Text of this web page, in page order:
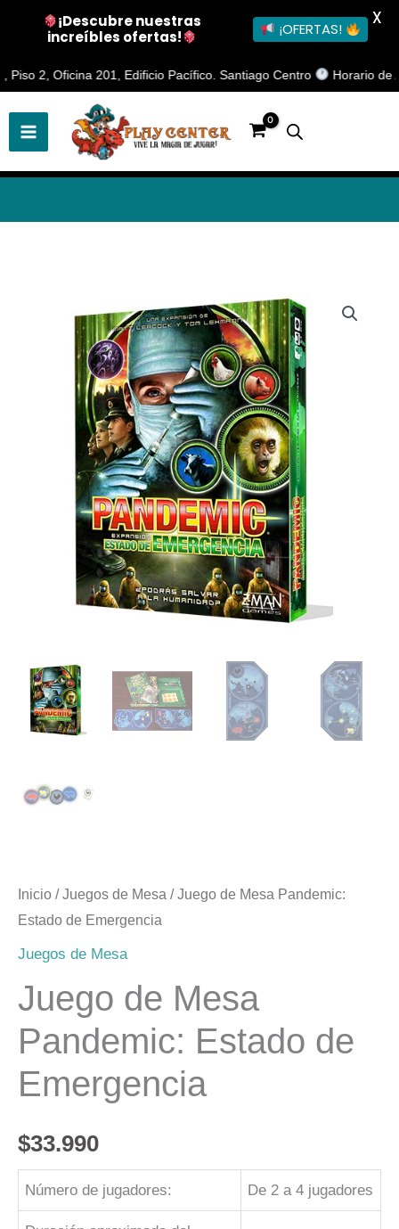
Oficina 201, Edificio Pacífico. Santiago Centro Horario de
al
contenido
Inicio /Juegos de Mesa / Juego de Mesa Pandemic:
Estado de Emergencia
Juegos de Mesa
Juego de Mesa
Pandemic: Estado de
Emergencia
$33.990
Número de jugadores: De 2 a 4 jugadores
¡Descubre nuestras
increíbles ofertas!
¡OFERTAS!
X